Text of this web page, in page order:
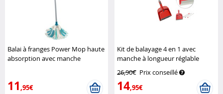
Balai à franges Power Mop haute
absorption avec manche
11,95€
Kit de balayage 4 en 1 avec
manche à longueur réglable
Sichler Haushaltsgeräte
26,90€ Prix conseillé
14,95€